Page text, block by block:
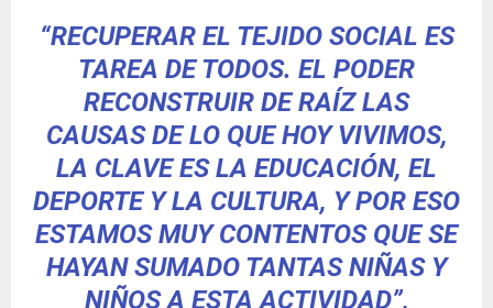
“RECUPERAR EL TEJIDO SOCIAL ES
TAREA DE TODOS. EL PODER
RECONSTRUIR DE RAÍZ LAS
CAUSAS DE LO QUE HOY VIVIMOS,
LA CLAVE ES LA EDUCACIÓN, EL
DEPORTE Y LA CULTURA, Y POR ESO
ESTAMOS MUY CONTENTOS QUE SE
HAYAN SUMADO TANTAS NIÑAS Y
NIÑOS A ESTA ACTIVIDAD”,